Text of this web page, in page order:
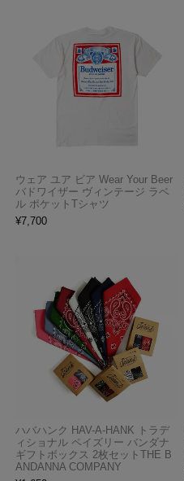
ウェア ユア ビア Wear Your Beer
バドワイザー ヴィンテージ ラベ
ル ポケットTシャツ
¥7,700
ハバハンク HAV-A-HANK トラデ
ィショナル ペイズリー バンダナ
ギフトボックス 2枚セットTHE B
ANDANNA COMPANY